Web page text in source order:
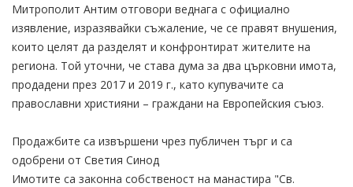
Митрополит Антим отговори веднага с официално
изявление, изразявайки съжаление, че се правят внушения,
които целят да разделят и конфронтират жителите на
региона. Той уточни, че става дума за два църковни имота,
продадени през 2017 и 2019 г., като купувачите са
православни християни – граждани на Европейския съюз.
Продажбите са извършени чрез публичен търг и са
одобрени от Светия Синод
Имотите са законна собственост на манастира "Св.